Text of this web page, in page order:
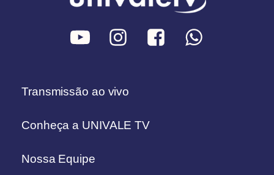
Transmissão ao vivo
Conheça a UNIVALE TV
Nossa Equipe